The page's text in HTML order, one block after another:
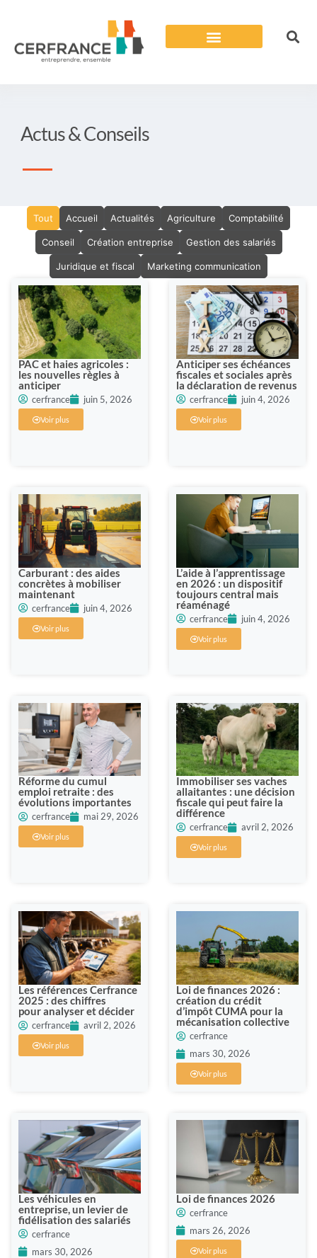
Actus & Conseils
Accueil Actualités Agriculture Comptabilité
Conseil Création entreprise Gestion des salariés
Juridique et fiscal Marketing communication
Tout
PAC et haies agricoles :
les nouvelles règles à
anticiper
cerfrance juin 5, 2026
Voir plus
Anticiper ses échéances
fiscales et sociales après
la déclaration de revenus
cerfrance juin 4, 2026
Voir plus
Carburant : des aides
concrètes à mobiliser
maintenant
cerfrance juin 4, 2026
Voir plus
L’aide à l’apprentissage
en 2026 : un dispositif
toujours central mais
réaménagé
cerfrance juin 4, 2026
Voir plus
Réforme du cumul
emploi retraite : des
évolutions importantes
cerfrance mai 29, 2026
Voir plus
Immobiliser ses vaches
allaitantes : une décision
fiscale qui peut faire la
différence
cerfrance avril 2, 2026
Voir plus
Les références Cerfrance
2025 : des chiffres
pour analyser et décider
cerfrance avril 2, 2026
Voir plus
Loi de finances 2026 :
création du crédit
d’impôt CUMA pour la
mécanisation collective
cerfrance
mars 30, 2026
Voir plus
Les véhicules en
entreprise, un levier de
fidélisation des salariés
cerfrance
mars 30, 2026
Loi de finances 2026
cerfrance
mars 26, 2026
Voir plus